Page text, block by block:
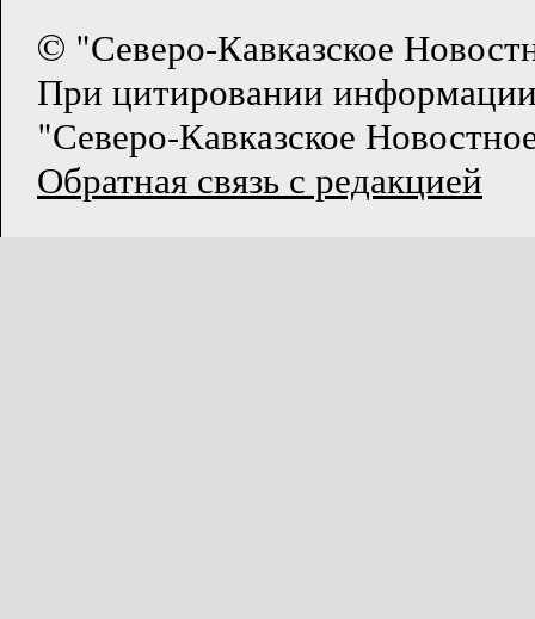
© "Северо-Кавказское
При цитировании
"Северо-Кавказское
Обратная связь с редакцией